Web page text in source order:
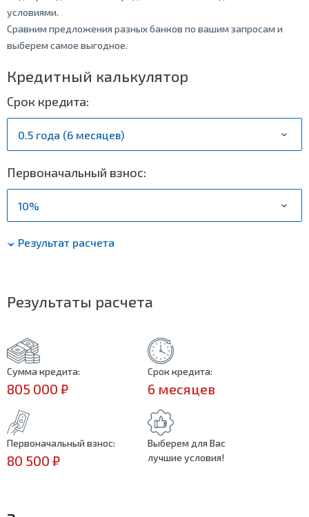
условиями.
Сравним предложения разных банков по вашим запросам и
выберем самое выгодное.
Кредитный калькулятор
Срок кредита:
Первоначальный взнос:
Результат расчета
Результаты расчета
Сумма кредита:
805 000 ₽
Срок кредита:
6 месяцев
Первоначальный взнос:
80 500 ₽
Выберем для Вас
лучшие условия!